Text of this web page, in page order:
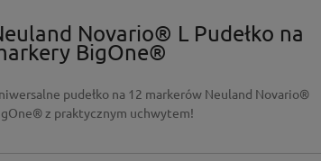
Novario® L Pudełko na
BigOne®
pudełko na 12 markerów Neuland Novario®
z praktycznym uchwytem!